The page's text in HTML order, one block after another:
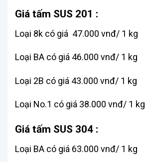
Giá tấm SUS 201 :
Loại 8k có giá 47.000 vnđ/ 1 kg
Loại BA có giá 46.000 vnđ/ 1 kg
Loại 2B có giá 43.000 vnđ/ 1 kg
Loại No.1 có giá 38.000 vnđ/ 1 kg
Giá tấm SUS 304 :
Loại BA có giá 63.000 vnđ/ 1 kg